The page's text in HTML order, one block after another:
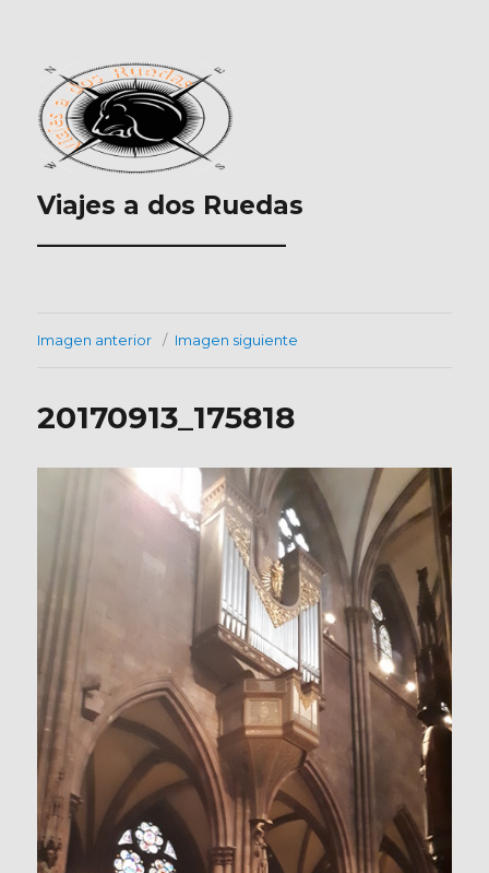
Viajes a dos Ruedas
___________________
Imagen anterior Imagen siguiente
20170913_175818